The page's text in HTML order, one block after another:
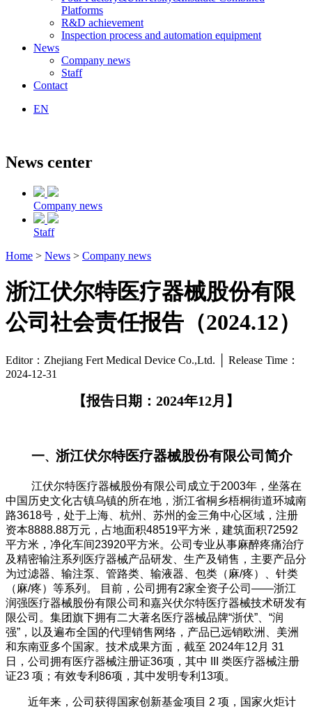
Platforms
R&D achievement
Inspection process and automation equipment
News
Company news
Staff
Contact
EN
News center
Company news
Staff
Home > News > Company news
浙江伏尔特医疗器械股份有限
公司社会责任报告（2024.12）
Editor：Zhejiang Fert Medical Device Co.,Ltd. │ Release Time：
2024-12-31
【报告日期：2024年12月】
一、浙江伏尔特医疗器械股份有限公司简介
江伏尔特医疗器械股份有限公司成立于2003年，坐落在
中国历史文化古镇乌镇的所在地，浙江省桐乡梧桐街道环城南
路3618号，处于上海、杭州、苏州的金三角中心区域，注册
资本8888.88万元，占地面积48519平方米，建筑面积72592
平方米，净化车间23920平方米。公司专业从事麻醉疼痛治疗
及精密输注系列医疗器械产品研发、生产及销售，主要产品分
为过滤器、输注泵、管路类、输液器、包类（麻/疼）、针类
（麻/疼）等系列。 目前，公司拥有2家全资子公司——浙江
润强医疗器械股份有限公司和嘉兴伏尔特医疗器械技术研发有
限公司。集团旗下拥有二大著名医疗器械品牌“浙伏”、“润
强”，以及遍布全国的代理销售网络，产品已远销欧洲、美洲
和东南亚多个国家。技术成果方面，截至 2024年12月 31
日，公司拥有医疗器械注册证36项，其中 III 类医疗器械注册
证23 项；有效专利86项，其中发明专利13项。
近年来，公司获得国家创新基金项目 2 项，国家火炬计